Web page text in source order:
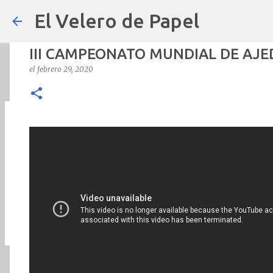
El Velero de Papel
POLÍTICAS PÚBLICAS y POBREZA
III CAMPEONATO MUNDIAL DE
el febrero 29, 2020